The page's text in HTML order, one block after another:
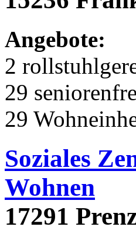
Angebote:
2
29
29
Soziales
Wohnen
17291